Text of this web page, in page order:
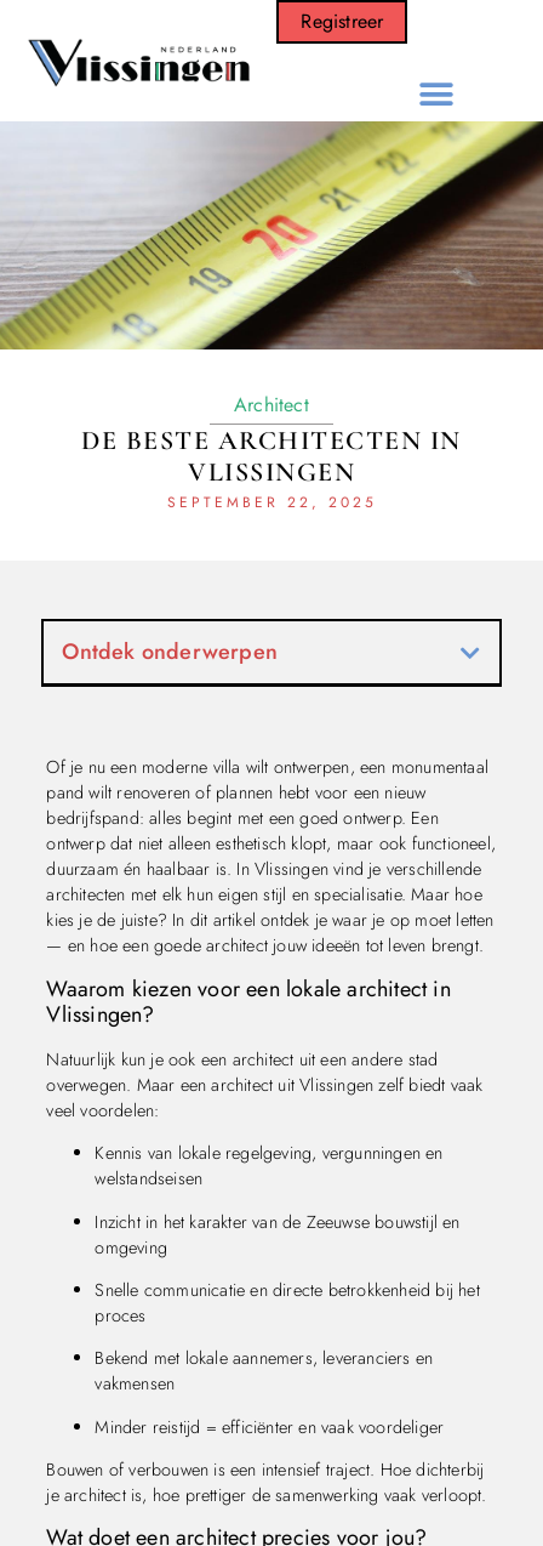
Registreer
Architect
DE BESTE ARCHITECTEN IN
VLISSINGEN
SEPTEMBER 22, 2025
Of je nu een moderne villa wilt ontwerpen, een monumentaal
pand wilt renoveren of plannen hebt voor een nieuw
bedrijfspand: alles begint met een goed ontwerp. Een
ontwerp dat niet alleen esthetisch klopt, maar ook functioneel,
duurzaam én haalbaar is. In Vlissingen vind je verschillende
architecten met elk hun eigen stijl en specialisatie. Maar hoe
kies je de juiste? In dit artikel ontdek je waar je op moet letten
— en hoe een goede architect jouw ideeën tot leven brengt.
Waarom kiezen voor een lokale architect in
Vlissingen?
Natuurlijk kun je ook een architect uit een andere stad
overwegen. Maar een architect uit Vlissingen zelf biedt vaak
veel voordelen:
Kennis van lokale regelgeving, vergunningen en
welstandseisen
Inzicht in het karakter van de Zeeuwse bouwstijl en
omgeving
Snelle communicatie en directe betrokkenheid bij het
proces
Bekend met lokale aannemers, leveranciers en
vakmensen
Minder reistijd = efficiënter en vaak voordeliger
Bouwen of verbouwen is een intensief traject. Hoe dichterbij
je architect is, hoe prettiger de samenwerking vaak verloopt.
Wat doet een architect precies voor jou?
Ontdek onderwerpen